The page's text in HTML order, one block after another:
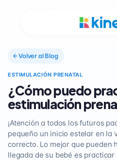
Volver al Blog
ESTIMULACIÓN PRENATAL
¿Cómo puedo
estimulación
¡Atención a todos los futuros
pequeño un inicio estelar en la
correcto. Lo mejor que pueden
llegada de su bebé es